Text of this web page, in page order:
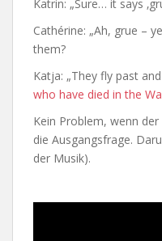
Katrin: „Sure… it says
Cathérine: „Ah, grue –
them?
Katja: „They fly past
who have died in the
Kein Problem, wenn
die Ausgangsfrage.
der Musik).